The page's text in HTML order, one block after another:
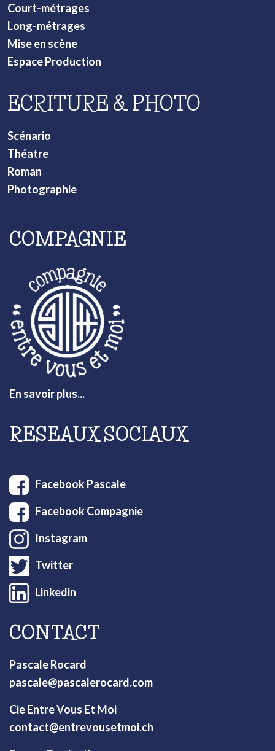
Court-métrages
Long-métrages
Mise en scène
Espace Production
ECRITURE & PHOTO
Scénario
Théatre
Roman
Photographie
COMPAGNIE
En savoir plus...
RESEAUX SOCIAUX
Facebook Pascale
Facebook Compagnie
Instagram
Twitter
Linkedin
CONTACT
Pascale Rocard
pascale@pascalerocard.com
Cie Entre Vous Et Moi
contact@entrevousetmoi.ch